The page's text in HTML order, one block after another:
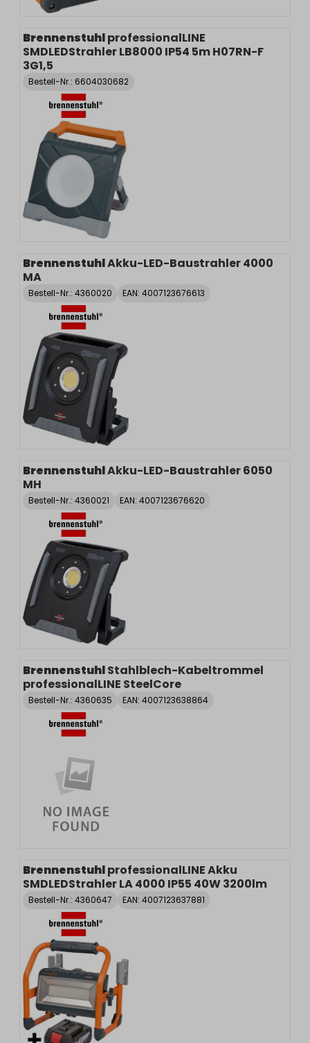
BrennenstuhlprofessionalLINE
SMDLEDStrahler LB8000 IP54 5m H07RN-F
3G1,5
Bestell-Nr.: 6604030682
BrennenstuhlAkku-LED-Baustrahler 4000
MA
Bestell-Nr.: 4360020 EAN: 4007123676613
BrennenstuhlAkku-LED-Baustrahler 6050
MH
Bestell-Nr.: 4360021 EAN: 4007123676620
BrennenstuhlStahlblech-Kabeltrommel
professionalLINE SteelCore
Bestell-Nr.: 4360635 EAN: 4007123638864
BrennenstuhlprofessionalLINE Akku
SMDLEDStrahler LA 4000 IP55 40W 3200lm
Bestell-Nr.: 4360647 EAN: 4007123637881